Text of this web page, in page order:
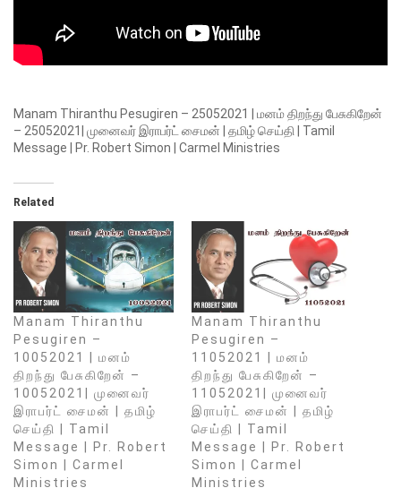
Manam Thiranthu Pesugiren – 25052021 | மனம் திறந்து பேசுகிறேன்
– 25052021| முனைவர் இராபர்ட் சைமன் | தமிழ் செய்தி | Tamil
Message | Pr. Robert Simon | Carmel Ministries
Related
Manam Thiranthu
Pesugiren –
10052021 | மனம்
திறந்து பேசுகிறேன் –
10052021| முனைவர்
இராபர்ட் சைமன் | தமிழ்
செய்தி | Tamil
Message | Pr. Robert
Simon | Carmel
Ministries
Manam Thiranthu
Pesugiren –
11052021 | மனம்
திறந்து பேசுகிறேன் –
11052021| முனைவர்
இராபர்ட் சைமன் | தமிழ்
செய்தி | Tamil
Message | Pr. Robert
Simon | Carmel
Ministries